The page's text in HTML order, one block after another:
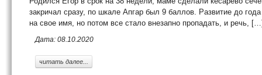
закричал сразу, по шкале Апгар был 9 баллов. Развитие до
на свое имя, но потом все стало внезапно пропадать, и речь,
Дата: 08.10.2020
читать далее...